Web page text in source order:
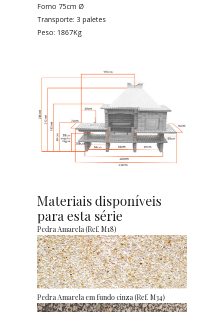
Forno 75cm Ø
Transporte: 3 paletes
Peso: 1867Kg
Materiais disponíveis
para esta série
Pedra Amarela (Ref. M18)
Pedra Amarela em fundo cinza (Ref. M34)